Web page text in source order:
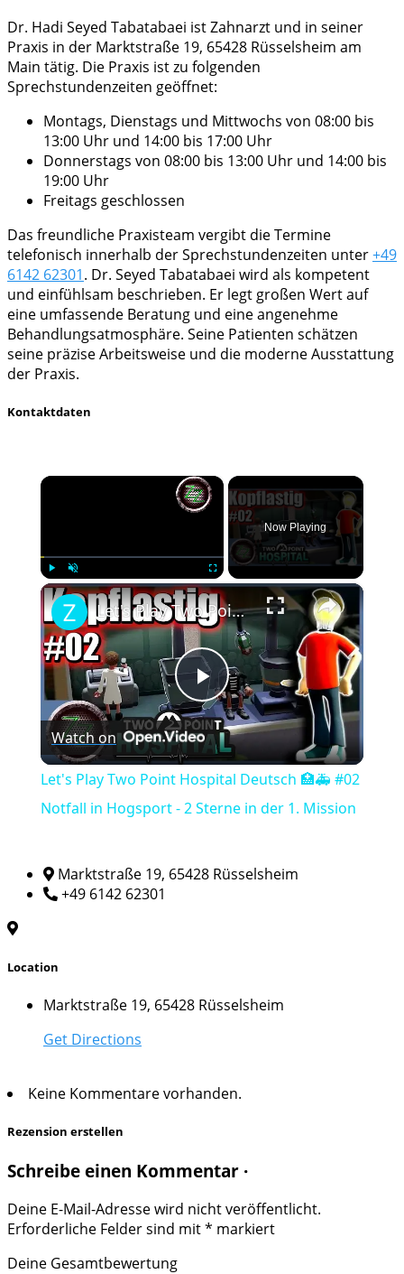
Dr. Hadi Seyed Tabatabaei ist Zahnarzt und in seiner
Praxis in der Marktstraße 19, 65428 Rüsselsheim am
Main tätig. Die Praxis ist zu folgenden
Sprechstundenzeiten geöffnet:
Montags, Dienstags und Mittwochs von 08:00 bis
13:00 Uhr und 14:00 bis 17:00 Uhr
Donnerstags von 08:00 bis 13:00 Uhr und 14:00 bis
19:00 Uhr
Freitags geschlossen
Das freundliche Praxisteam vergibt die Termine
telefonisch innerhalb der Sprechstundenzeiten unter+49
6142 62301. Dr. Seyed Tabatabaei wird als kompetent
und einfühlsam beschrieben. Er legt großen Wert auf
eine umfassende Beratung und eine angenehme
Behandlungsatmosphäre. Seine Patienten schätzen
seine präzise Arbeitsweise und die moderne Ausstattung
der Praxis.
Kontaktdaten
×
Play Unmute Fullscreen
Now Playing
×
Play
Video
Let's Play Two Point Hospital Deutsch 🏥🚑 #02 Notfall in Hogsport - 2 Sterne in der 1. Mission
Watch on
Let's Play Two Point Hospital Deutsch 🏥🚑 #02
Notfall in Hogsport - 2 Sterne in der 1. Mission
Marktstraße 19, 65428 Rüsselsheim
+49 6142 62301
Location
Marktstraße 19, 65428 Rüsselsheim
Get Directions
Keine Kommentare vorhanden.
Rezension erstellen
Schreibe einen Kommentar ·
Deine E-Mail-Adresse wird nicht veröffentlicht.
Erforderliche Felder sind mit* markiert
Deine Gesamtbewertung